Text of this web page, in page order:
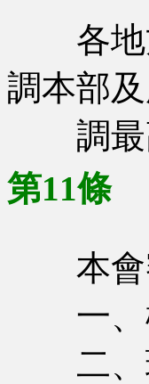
各地方
調本部
調最高
第11條
本會
一、檢
二、現